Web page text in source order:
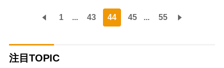
1 ... 43 44 45 ... 55
注目TOPIC